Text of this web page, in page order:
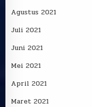
Agustus 2021
Juli 2021
Juni 2021
Mei 2021
April 2021
Maret 2021